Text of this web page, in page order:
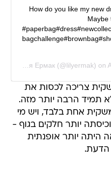
How do you like my new
Maybe
Лилия Ермак(@lilyermak) on
צריכה לכסות את
תמיד הרבה יותר מזה.
אחת בלבד, ויש מי
יותר חלקים בגוף -
היתה יותר אופנתית
הדעת.